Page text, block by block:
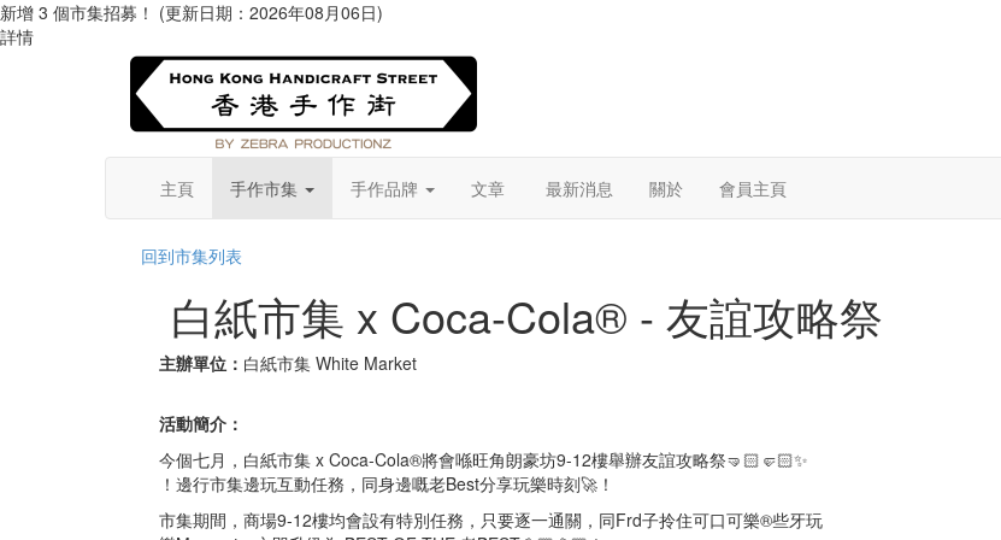
新增 3 個市集招募！ (更新日期：2026年08月06日)
詳情
主頁 手作市集 手作品牌 文章 最新消息 關於 會員主頁
回到市集列表
白紙市集 x Coca-Cola®️ - 友誼攻略祭
主辦單位： 白紙市集 White Market
活動簡介：
今個七月，白紙市集 x Coca-Cola®️將會喺旺角朗豪坊9-12樓舉辦友誼攻略祭🤜🏻🤛🏻✨
！邊行市集邊玩互動任務，同身邊嘅老Best分享玩樂時刻🚀！
市集期間，商場9-12樓均會設有特別任務，只要逐一通關，同Frd子拎住可口可樂®️些牙玩